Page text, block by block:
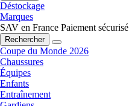
Déstockage
Marques
SAV en France Paiement sécurisé
Rechercher
Coupe du Monde 2026
Chaussures
Équipes
Enfants
Entraînement